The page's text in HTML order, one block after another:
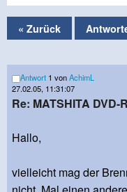
« Zurück
Antwort 1 vonAchimL
27.02.05, 11:31:07
Re: MATSHITA DVD-
Hallo,
vielleicht mag der